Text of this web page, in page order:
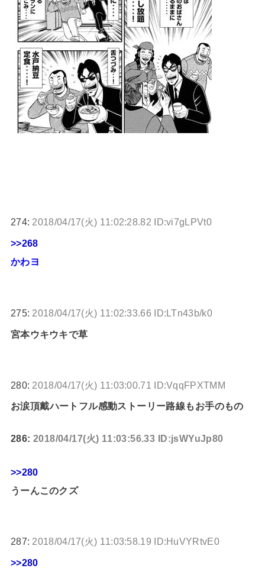
274: 2018/04/17(火) 11:02:28.82 ID:vi7gLPVt0
>>268
かわヨ
275: 2018/04/17(火) 11:02:33.66 ID:LTn43b/k0
宮本ウキウキで草
280: 2018/04/17(火) 11:03:00.71 ID:VqqFPXTMM
お涙頂戴ハートフル感動ストーリー路線もお手のもの
286: 2018/04/17(火) 11:03:56.33 ID:jsWYuJp80
>>280
うーんこのクズ
287: 2018/04/17(火) 11:03:58.19 ID:HuVYRtvE0
>>280